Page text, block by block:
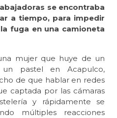
se encontraba
a tiempo, para impedir
fuga en una camioneta
mujer que huye de un
pastel en Acapulco,
de que hablar en redes
captada por las cámaras
y rápidamente se
múltiples reacciones